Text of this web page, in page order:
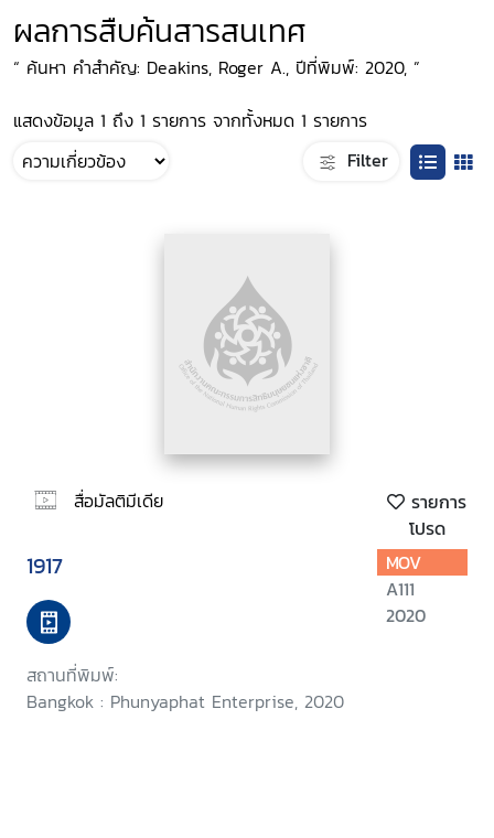
ผลการสืบค้นสารสนเทศ
“ ค้นหา คำสำคัญ: Deakins, Roger A., ปีที่พิมพ์: 2020, ”
แสดงข้อมูล 1 ถึง 1 รายการ จากทั้งหมด 1 รายการ
Filter
สื่อมัลติมีเดีย
รายการ
โปรด
1917
สถานที่พิมพ์:
Bangkok : Phunyaphat Enterprise, 2020
MOV
A111
2020